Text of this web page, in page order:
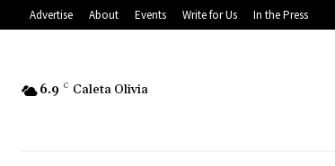
Advertise About Events Write for Us In the Press
6.9 C Caleta Olivia